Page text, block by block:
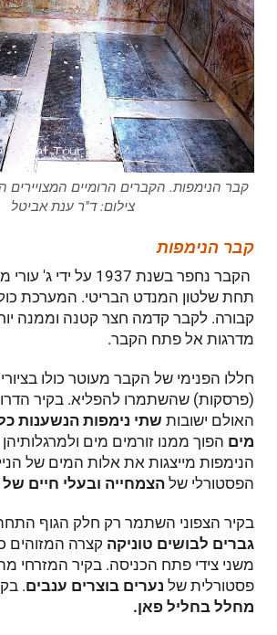
קבר הנימפות. הקברים הרומיים המצויירים
צילום: ד"ר ענת אביטל
קבר הנימפות
הקבר נחפר בשנת 1937 על
תחת שלטון המנדט הבריטי. המערכת
קבורה. לקבר קדמה חצר קטנה וממנה
מדרגות אל פתח הקבר.
חללו הפנימי של הקבר מעוטר כולו בציורי
(פרסקות) שהשתמרו להפליא. בקיר
האולם ישובות שתי נימפות הנשענות
מים הפוך ממנו זורמים מים
הנימפות מייצגות את אלות המים של
הפסטורלי של הצמחייה ובעלי חיים של
בקיר הצפוני השתמר רק חלק הגוף
גברים לבושים טוניקה קצרה המזוהים
משני צידי פתח הכניסה. בקיר המזרחי
פסטורלית של נערים בוצרים ענבים.
מחלל בחליל פאן.